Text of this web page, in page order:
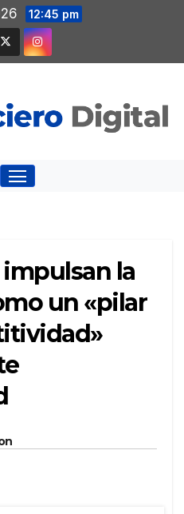
12:45 pm
la
un «pilar